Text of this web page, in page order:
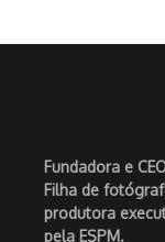
Fundadora e
Filha de
produtora
pela ESPM.